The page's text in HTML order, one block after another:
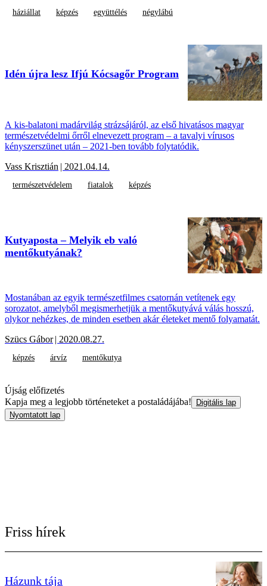
háziállat képzés együttélés négylábú
Idén újra lesz Ifjú Kócsagőr Program
A kis-balatoni madárvilág strázsájáról, az első hivatásos magyar
természetvédelmi őrről elnevezett program – a tavalyi vírusos
kényszerszünet után – 2021-ben tovább folytatódik.
Vass Krisztián | 2021.04.14.
természetvédelem fiatalok képzés
Kutyaposta – Melyik eb való
mentőkutyának?
Mostanában az egyik természetfilmes csatornán vetítenek egy
sorozatot, amelyből megismerhetjük a mentőkutyává válás hosszú,
olykor nehézkes, de minden esetben akár életeket mentő folyamatát.
Szücs Gábor | 2020.08.27.
képzés árvíz mentőkutya
Újság előfizetés
Kapja meg a legjobb történeteket a postaládájába!
Digitális lap
Nyomtatott lap
Friss hírek
Házunk tája